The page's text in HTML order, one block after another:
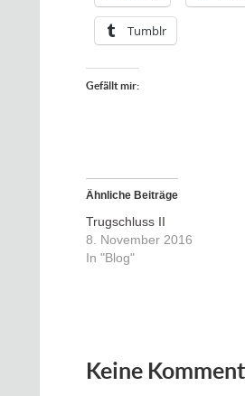
Tumblr
Gefällt mir:
Ähnliche Beiträge
Trugschluss II
8. November 2016
In "Blog"
Keine